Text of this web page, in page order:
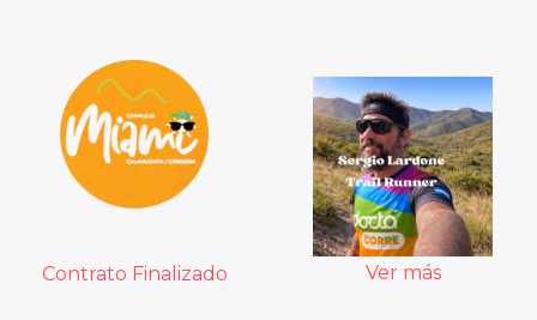
Contrato Finalizado Ver más